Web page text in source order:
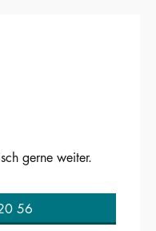
gerne weiter.
56